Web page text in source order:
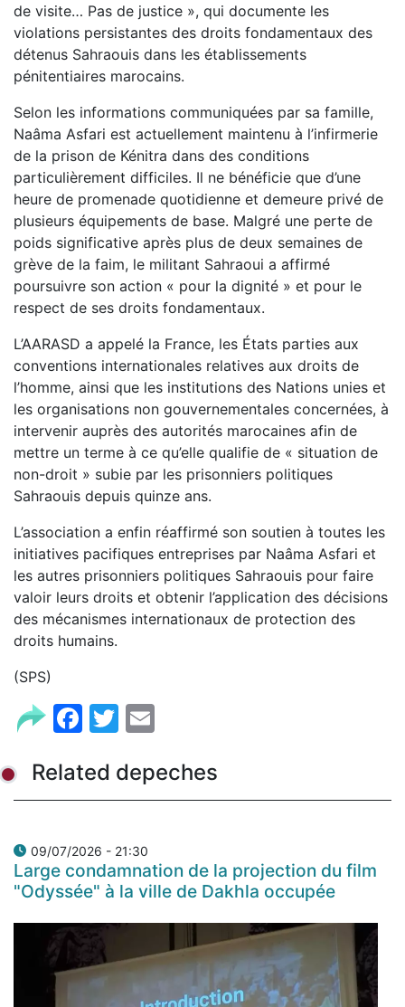
de visite… Pas de justice », qui documente les
violations persistantes des droits fondamentaux des
détenus Sahraouis dans les établissements
pénitentiaires marocains.
Selon les informations communiquées par sa famille,
Naâma Asfari est actuellement maintenu à l’infirmerie
de la prison de Kénitra dans des conditions
particulièrement difficiles. Il ne bénéficie que d’une
heure de promenade quotidienne et demeure privé de
plusieurs équipements de base. Malgré une perte de
poids significative après plus de deux semaines de
grève de la faim, le militant Sahraoui a affirmé
poursuivre son action « pour la dignité » et pour le
respect de ses droits fondamentaux.
L’AARASD a appelé la France, les États parties aux
conventions internationales relatives aux droits de
l’homme, ainsi que les institutions des Nations unies et
les organisations non gouvernementales concernées, à
intervenir auprès des autorités marocaines afin de
mettre un terme à ce qu’elle qualifie de « situation de
non-droit » subie par les prisonniers politiques
Sahraouis depuis quinze ans.
L’association a enfin réaffirmé son soutien à toutes les
initiatives pacifiques entreprises par Naâma Asfari et
les autres prisonniers politiques Sahraouis pour faire
valoir leurs droits et obtenir l’application des décisions
des mécanismes internationaux de protection des
droits humains.
(SPS)
Facebook
Twitter
Related depeches
09/07/2026 - 21:30
Large condamnation de la projection du film
"Odyssée" à la ville de Dakhla occupée